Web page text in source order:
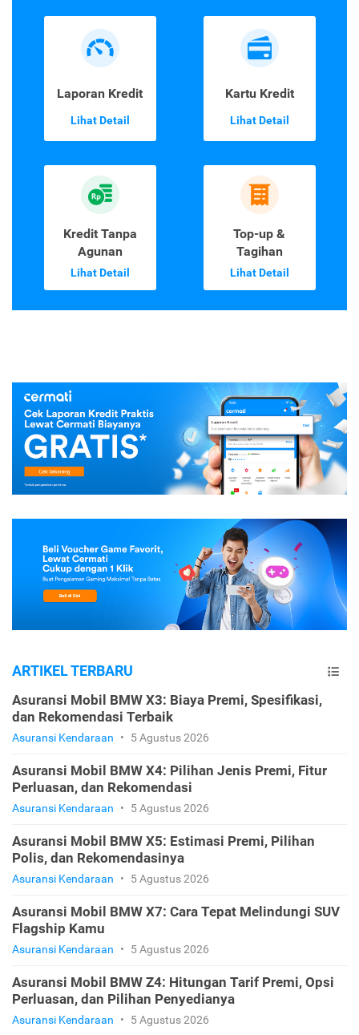
Laporan Kredit
Lihat Detail
Kartu Kredit
Lihat Detail
Kredit Tanpa
Agunan
Lihat Detail
Top-up &
Tagihan
Lihat Detail
ARTIKEL TERBARU
Asuransi Mobil BMW X3: Biaya Premi, Spesifikasi,
dan Rekomendasi Terbaik
Asuransi Kendaraan • 5 Agustus 2026
Asuransi Mobil BMW X4: Pilihan Jenis Premi, Fitur
Perluasan, dan Rekomendasi
Asuransi Kendaraan • 5 Agustus 2026
Asuransi Mobil BMW X5: Estimasi Premi, Pilihan
Polis, dan Rekomendasinya
Asuransi Kendaraan • 5 Agustus 2026
Asuransi Mobil BMW X7: Cara Tepat Melindungi SUV
Flagship Kamu
Asuransi Kendaraan • 5 Agustus 2026
Asuransi Mobil BMW Z4: Hitungan Tarif Premi, Opsi
Perluasan, dan Pilihan Penyedianya
Asuransi Kendaraan • 5 Agustus 2026